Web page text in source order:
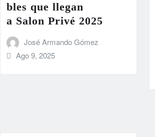
bles que llegan
a Salon Privé 2025
José Armando Gómez
Ago 9, 2025